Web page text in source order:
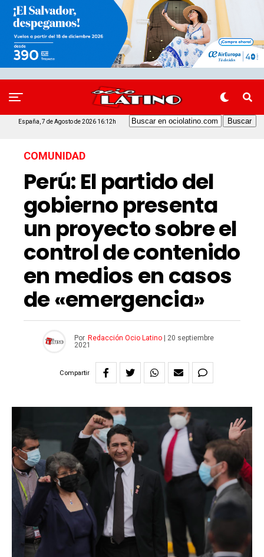
España, 7 de Agosto de 2026 16:12h
COMUNIDAD
Perú: El partido del
gobierno presenta
un proyecto sobre el
control de contenido
en medios en casos
de «emergencia»
Por Redacción Ocio Latino
20 septiembre
2021
Compartir